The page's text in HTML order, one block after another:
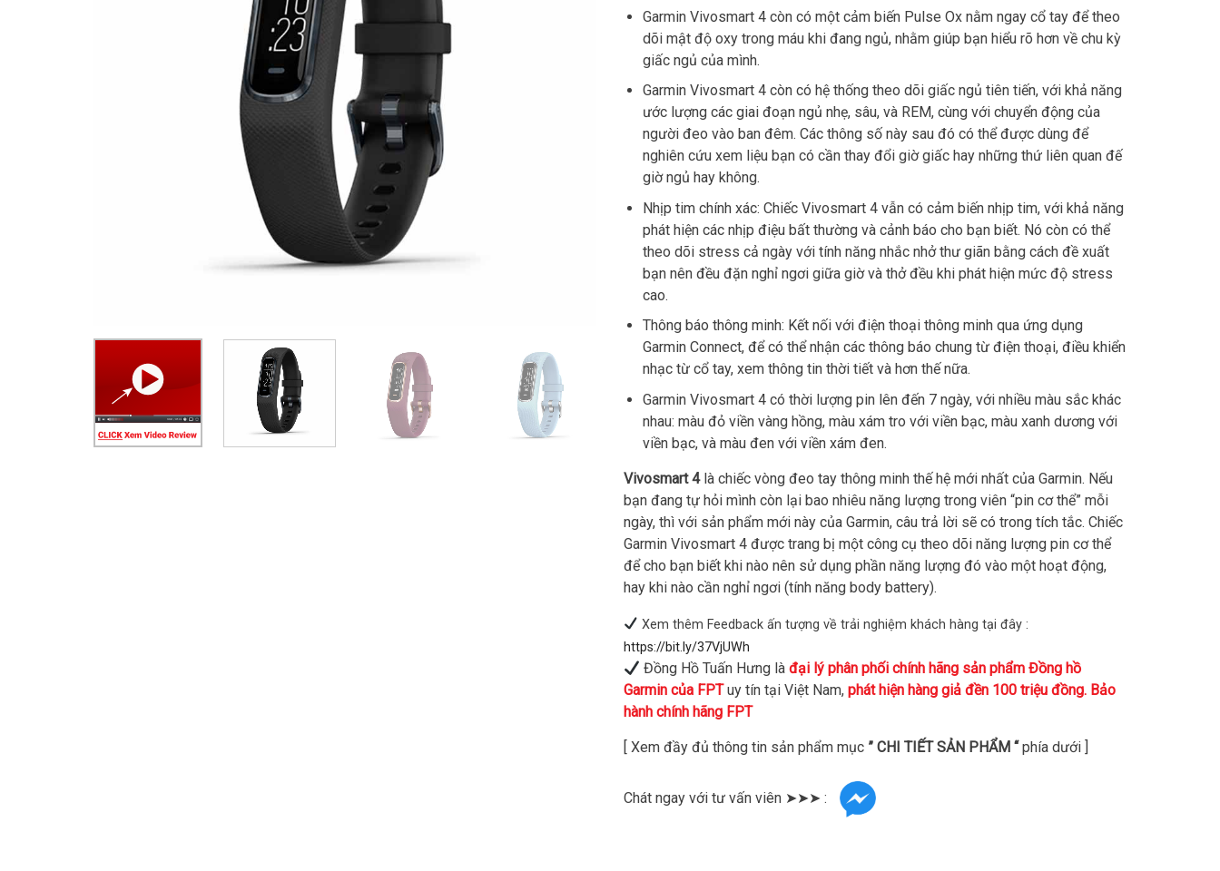
Garmin Vivosmart 4 còn có một cảm biến Pulse Ox nằm ngay cổ tay để theo
dõi mật độ oxy trong máu khi đang ngủ, nhằm giúp bạn hiểu rõ hơn về chu kỳ
giấc ngủ của mình.
Garmin Vivosmart 4 còn có hệ thống theo dõi giấc ngủ tiên tiến, với khả năng
ước lượng các giai đoạn ngủ nhẹ, sâu, và REM, cùng với chuyển động của
người đeo vào ban đêm. Các thông số này sau đó có thể được dùng để
nghiên cứu xem liệu bạn có cần thay đổi giờ giấc hay những thứ liên quan đế
giờ ngủ hay không.
Nhịp tim chính xác: Chiếc Vivosmart 4 vẫn có cảm biến nhịp tim, với khả năng
phát hiện các nhịp điệu bất thường và cảnh báo cho bạn biết. Nó còn có thể
theo dõi stress cả ngày với tính năng nhắc nhở thư giãn bằng cách đề xuất
bạn nên đều đặn nghỉ ngơi giữa giờ và thở đều khi phát hiện mức độ stress
cao.
Thông báo thông minh: Kết nối với điện thoại thông minh qua ứng dụng
Garmin Connect, để có thể nhận các thông báo chung từ điện thoại, điều khiển
nhạc từ cổ tay, xem thông tin thời tiết và hơn thế nữa.
Garmin Vivosmart 4 có thời lượng pin lên đến 7 ngày, với nhiều màu sắc khác
nhau: màu đỏ viền vàng hồng, màu xám tro với viền bạc, màu xanh dương với
viền bạc, và màu đen với viền xám đen.
Vivosmart 4là chiếc vòng đeo tay thông minh thế hệ mới nhất của Garmin. Nếu
bạn đang tự hỏi mình còn lại bao nhiêu năng lượng trong viên “pin cơ thể” mỗi
ngày, thì với sản phẩm mới này của Garmin, câu trả lời sẽ có trong tích tắc. Chiếc
Garmin Vivosmart 4 được trang bị một công cụ theo dõi năng lượng pin cơ thể
để cho bạn biết khi nào nên sử dụng phần năng lượng đó vào một hoạt động,
hay khi nào cần nghỉ ngơi (tính năng body battery).
Xem thêm Feedback ấn tượng về trải nghiệm khách hàng tại đây :
https://bit.ly/37VjUWh
Đồng Hồ Tuấn Hưng làđại lý phân phối chính hãng sản phẩm Đồng hồ
Garmin của FPTuy tín tại Việt Nam, phát hiện hàng giả đền 100 triệu đồng. Bảo
hành chính hãng FPT
[ Xem đầy đủ thông tin sản phẩm mục ” CHI TIẾT SẢN PHẨM “phía dưới ]
Chát ngay với tư vấn viên ➤➤➤ :